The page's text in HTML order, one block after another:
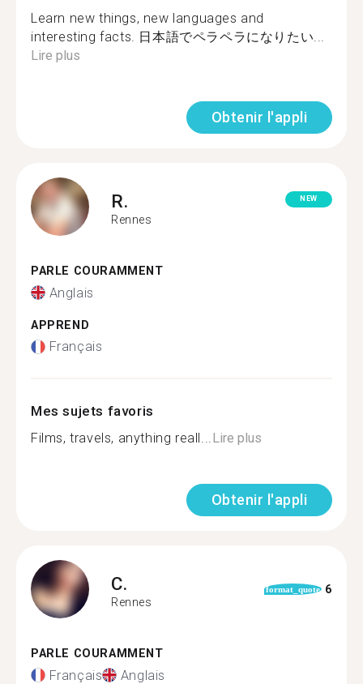
Learn new things, new languages and
interesting facts. 日本語でペラペラになりたい...
Lire plus
Obtenir l'appli
R.
Rennes
NEW
PARLE COURAMMENT
Anglais
APPREND
Français
Mes sujets favoris
Films, travels, anything reall...Lire plus
Obtenir l'appli
C.
Rennes
format_quote 6
PARLE COURAMMENT
Français Anglais